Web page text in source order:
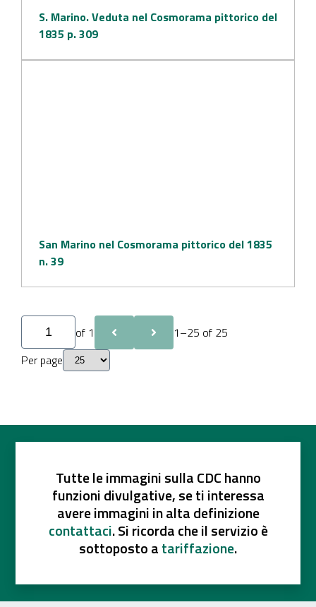
S. Marino. Veduta nel Cosmorama pittorico del
1835 p. 309
San Marino nel Cosmorama pittorico del 1835
n. 39
of 1
1–25 of 25
Per page
Tutte le immagini sulla CDC hanno
funzioni divulgative, se ti interessa
avere immagini in alta definizione
contattaci. Si ricorda che il servizio è
sottoposto atariffazione.